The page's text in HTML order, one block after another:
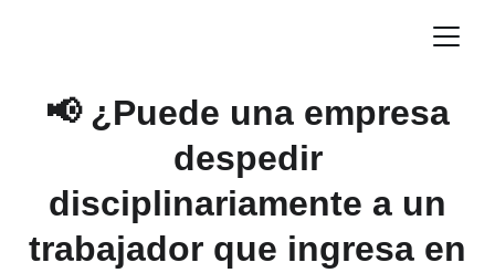
📢 ¿Puede una empresa
despedir
disciplinariamente a un
trabajador que ingresa en